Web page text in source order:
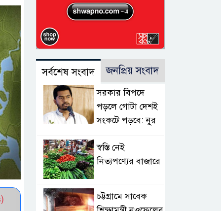
সর্বশেষ সংবাদ জনপ্রিয় সংবাদ
সরকার বিপদে
পড়লে গোটা দেশই
সংকটে পড়বে: নুর
স্বস্তি নেই
নিত্যপণ্যের বাজারে
চট্টগ্রামে সাবেক